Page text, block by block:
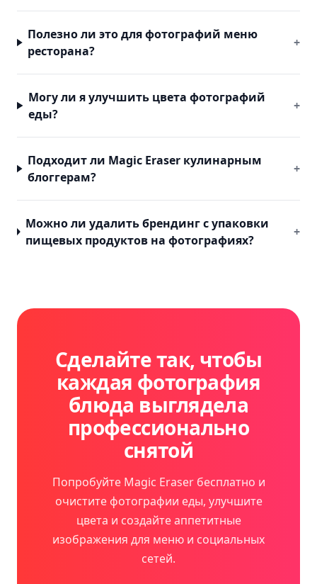
Полезно ли это для фотографий меню
ресторана?
+
Могу ли я улучшить цвета фотографий
еды?
+
Подходит ли Magic Eraser кулинарным
блоггерам?
+
Можно ли удалить брендинг с упаковки
пищевых продуктов на фотографиях?
+
Сделайте так, чтобы
каждая фотография
блюда выглядела
профессионально
снятой
Попробуйте Magic Eraser бесплатно и
очистите фотографии еды, улучшите
цвета и создайте аппетитные
изображения для меню и социальных
сетей.